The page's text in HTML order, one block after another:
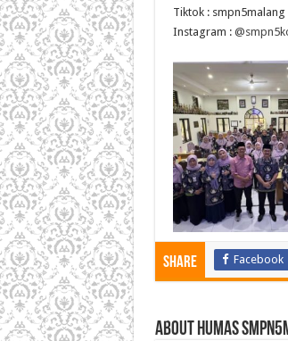
Tiktok : smpn5malang
Instagram :
Share Facebook
About HUMAS